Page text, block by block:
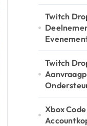
Twitch
Twitch
Xbox